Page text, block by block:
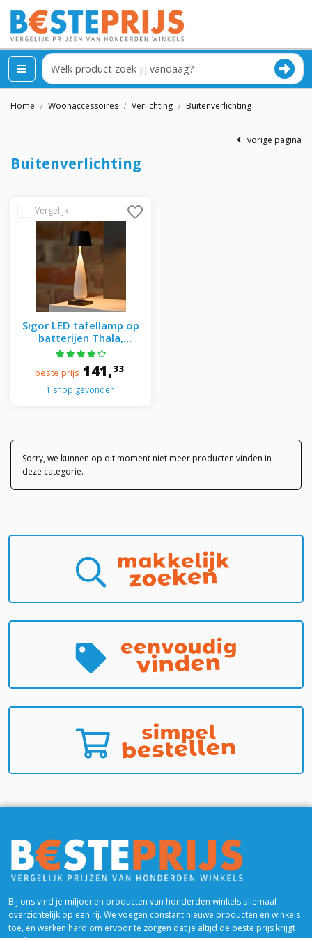
Home Woonaccessoires Verlichting Buitenverlichting
vorige pagina
Buitenverlichting
Sigor LED tafellamp op
batterijen Thala,
wit/zwart, IP65, 24 cm
beste prijs 141,33
1 shop gevonden
Sorry, we kunnen op dit moment niet meer producten vinden in
deze categorie.
Bij ons vind je miljoenen producten van honderden winkels allemaal
overzichtelijk op een rij. We voegen constant nieuwe producten en winkels
toe, en werken hard om ervoor te zorgen dat je altijd de beste prijs krijgt